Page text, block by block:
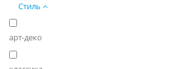
Стиль
арт-деко